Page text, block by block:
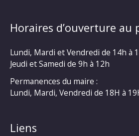
Horaires d’ouverture au
Lundi, Mardi et Vendredi de 14h à
Jeudi et Samedi de 9h à 12h
Permanences du maire :
Lundi, Mardi, Vendredi de 18H à
Liens